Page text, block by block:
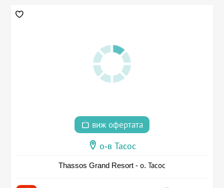
виж офертата
о-в Тасос
Thassos Grand Resort - о. Тасос